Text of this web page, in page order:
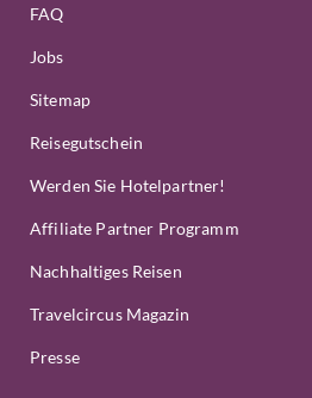
FAQ
Jobs
Sitemap
Reisegutschein
Werden Sie Hotelpartner!
Affiliate Partner Programm
Nachhaltiges Reisen
Travelcircus Magazin
Presse